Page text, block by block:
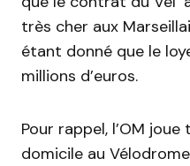
très cher aux
étant donné que le
millions d’euros.
Pour rappel, l’OM
domicile au